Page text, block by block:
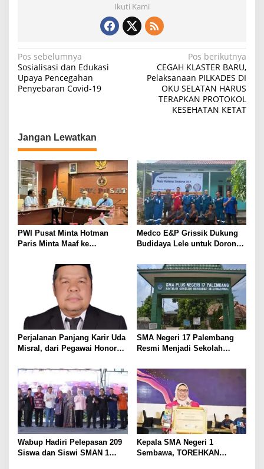
Ikuti Kami
N
a
v
a
s
i
p
o
s
Pos sebelumnya
Sosialisasi dan Edukasi
Upaya Pencegahan
Penyebaran Covid-19
Pos berikutnya
CEGAH KLASTER BARU,
Pelaksanaan PILKADES DI
OKU SELATAN HARUS
TERAPKAN PROTOKOL
KESEHATAN KETAT
Jangan Lewatkan
PWI Pusat Minta Hotman
Paris Minta Maaf ke
Pers Harus Dihormati
Medco E&P Grissik Dukung
Budidaya Lele untuk Dorong
Masyarakat
Perjalanan Panjang Karir Uda
Misral, dari Pegawai Honorer
Karir Jabatan Struktural
Eselon III
SMA Negeri 17 Palembang
Resmi Menjadi Sekolah
Wabup Hadiri Pelepasan 209
Siswa dan Siswi SMAN 1
Kepala SMA Negeri 1
Sembawa, TOREHKAN